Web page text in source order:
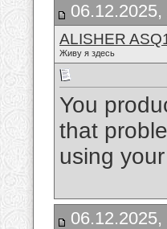
06.12.2025,
ALISHER
Живу я здесь
You
that
using
06.12.2025,